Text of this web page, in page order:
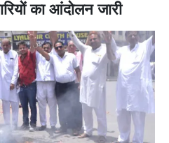
का आंदोलन जारी